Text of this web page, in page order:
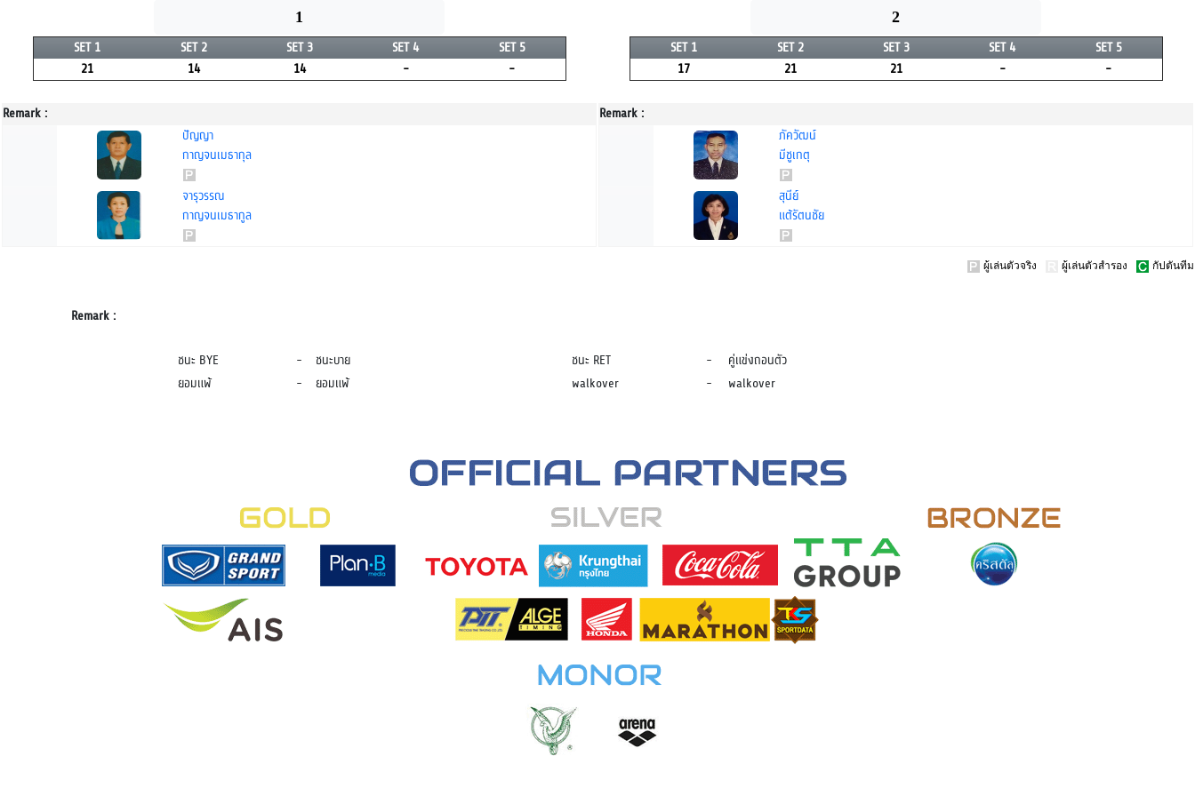
1
SET 1 SET 2 SET 3 SET 4
SET 5
21
14 14 - -
Remark :
ปัญญา
กาญจนเมธากุล
จารุวรรณ
กาญจนเมธากูล
2
SET 1 SET 2 SET 3 SET 4
SET 5
17
21 21 - -
Remark :
ภัควัฒน์
มีชูเกตุ
สุนีย์
แต้รัตนชัย
ผู้เล่นตัวจริง ผู้เล่นตัวสำรอง กัปตันทีม
Remark :
ชนะ BYE - ชนะบาย ชนะ RET -
คู่แข่งถอนตัว
ยอมแพ้
- ยอมแพ้ walkover - walkover